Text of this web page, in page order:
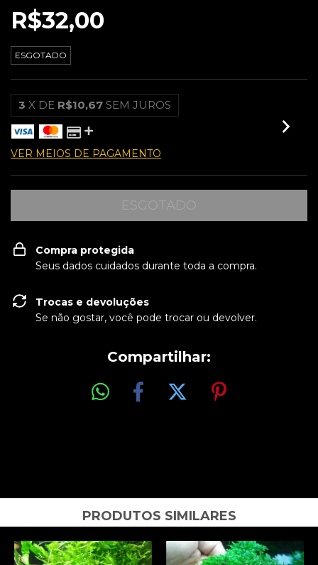
R$32,00
ESGOTADO
3 X DE R$10,67 SEM JUROS
VER MEIOS DE PAGAMENTO
Compra protegida
Seus dados cuidados durante toda a compra.
Trocas e devoluções
Se não gostar, você pode trocar ou devolver.
Compartilhar:
PRODUTOS SIMILARES